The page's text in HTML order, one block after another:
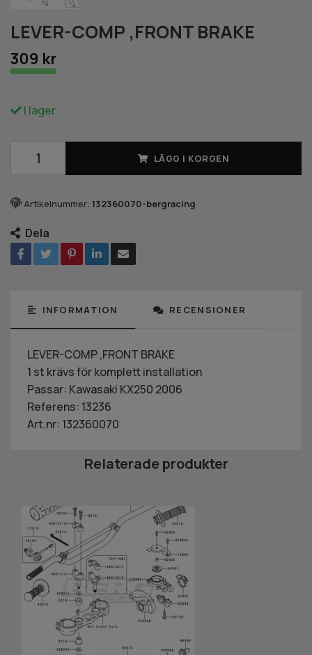
LEVER-COMP ,FRONT BRAKE
309 kr
I lager
LÄGG I KORGEN
Artikelnummer: 132360070-bergracing
Dela
INFORMATION RECENSIONER
LEVER-COMP ,FRONT BRAKE
1 st krävs för komplett installation
Passar: Kawasaki KX250 2006
Referens: 13236
Art.nr: 132360070